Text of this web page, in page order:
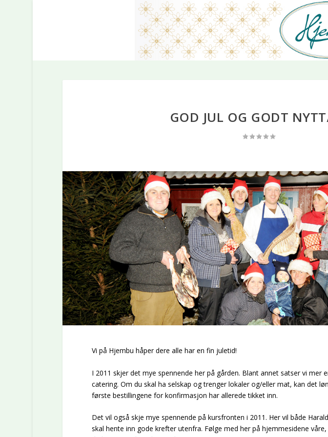
GOD JUL OG GODT
Vi på Hjembu håper dere alle har en fin juletid!
I 2011 skjer det mye spennende her på gården. Blant annet satser vi mer
catering. Om du skal ha selskap og trenger lokaler og/eller mat, kan det
første bestillingene for konfirmasjon har allerede tikket inn.
Det vil også skje mye spennende på kursfronten i 2011. Her vil både
skal hente inn gode krefter utenfra. Følge med her på hjemmesidene